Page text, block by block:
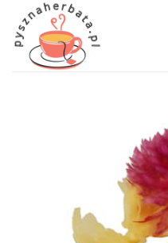
Przewiń
zawartości